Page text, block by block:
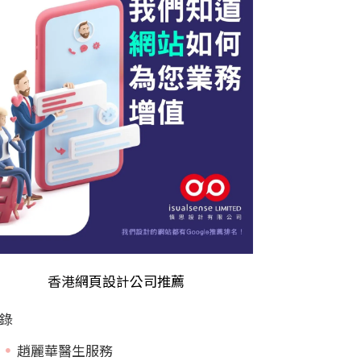
香港網頁設計公司推薦
趙麗華醫生服務